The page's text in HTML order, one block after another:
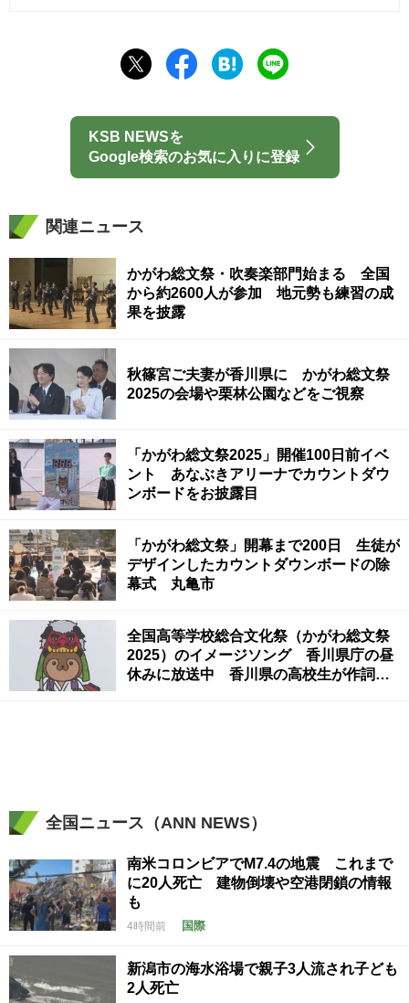
KSB NEWSを
Google検索のお気に入りに登録
関連ニュース
かがわ総文祭・吹奏楽部門始まる 全国
から約2600人が参加 地元勢も練習の成
果を披露
秋篠宮ご夫妻が香川県に かがわ総文祭
2025の会場や栗林公園などをご視察
「かがわ総文祭2025」開催100日前イベ
ント あなぶきアリーナでカウントダウ
ンボードをお披露目
「かがわ総文祭」開幕まで200日 生徒が
デザインしたカウントダウンボードの除
幕式 丸亀市
全国高等学校総合文化祭（かがわ総文祭
2025）のイメージソング 香川県庁の昼
休みに放送中 香川県の高校生が作詞作
全国ニュース（ANN NEWS）
南米コロンビアでM7.4の地震 これまで
に20人死亡 建物倒壊や空港閉鎖の情報
も
4時間前 国際
新潟市の海水浴場で親子3人流され子ども
2人死亡